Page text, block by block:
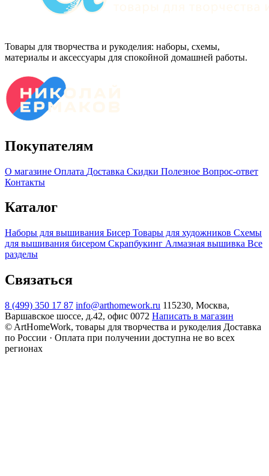
Товары для творчества и рукоделия: наборы, схемы,
материалы и аксессуары для спокойной домашней работы.
Покупателям
О магазине Оплата Доставка Скидки Полезное Вопрос-ответ
Контакты
Каталог
Наборы для вышивания Бисер Товары для художников Схемы
для вышивания бисером Скрапбукинг Алмазная вышивка Все
разделы
Связаться
8 (499) 350 17 87 info@arthomework.ru 115230, Москва,
Варшавское шоссе, д.42, офис 0072 Написать в магазин
© ArtHomeWork, товары для творчества и рукоделия Доставка
по России · Оплата при получении доступна не во всех
регионах